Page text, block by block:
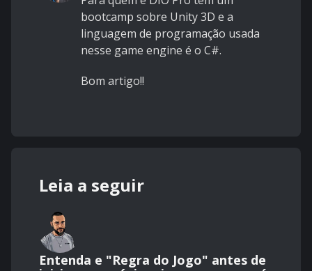
bootcamp sobre Unity 3D e a
linguagem de programação usada
nesse game engine é o C#.
Bom artigo!!
Leia a seguir
Entenda e "Regra do Jogo" antes de